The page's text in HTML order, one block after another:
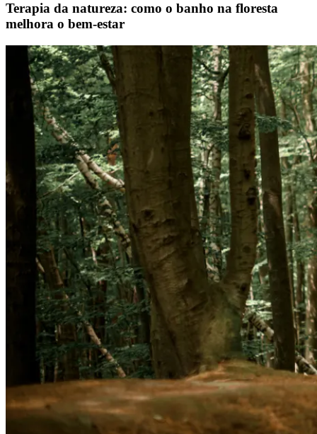
Terapia da natureza: como o banho na floresta
melhora o bem-estar